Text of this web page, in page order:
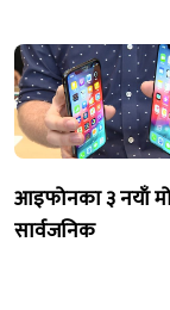
आइफोनका ३ नयाँ
सार्वजनिक